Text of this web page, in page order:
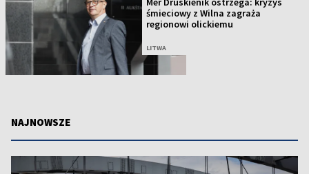
śmieciowy z Wilna zagraża
regionowi olickiemu
LITWA
NAJNOWSZE